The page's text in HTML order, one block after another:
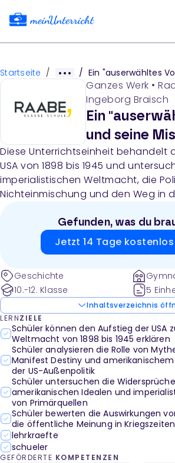
Startseite / / Ein "auserwähltes
Ganzes Werk •
Ingeborg Braisch
Ein
und seine
Diese Unterrichtseinheit behandelt
USA von 1898 bis 1945 und
imperialistischen Weltmacht, die
Nichteinmischung und den Weg in
Arbeitsblätter, Quellentexte,
Filmempfehlungen für 8
auf amerikanischen
Gefunden, was du
Jetzt 14 Tage
Geschichte
10.-12. Klasse
5
Inhaltsverzeichnis
LERNZIELE
Schüler können den Aufstieg der USA
Weltmacht von 1898 bis 1945 erklären
Schüler analysieren die Rolle von
Manifest Destiny und
der US-Außenpolitik
Schüler untersuchen die
amerikanischen Idealen und
von Primärquellen
Schüler bewerten die Auswirkungen
die öffentliche Meinung in Kriegszeiten
lehrkraefte
schueler
GEFÖRDERTE KOMPETENZEN